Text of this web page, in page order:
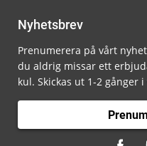
Nyhetsbrev
Prenumerera på vårt
du aldrig missar ett
kul. Skickas ut 1-2 gånger i